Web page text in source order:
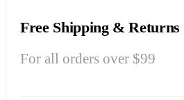
Free Shipping & Returns
For all orders over $99